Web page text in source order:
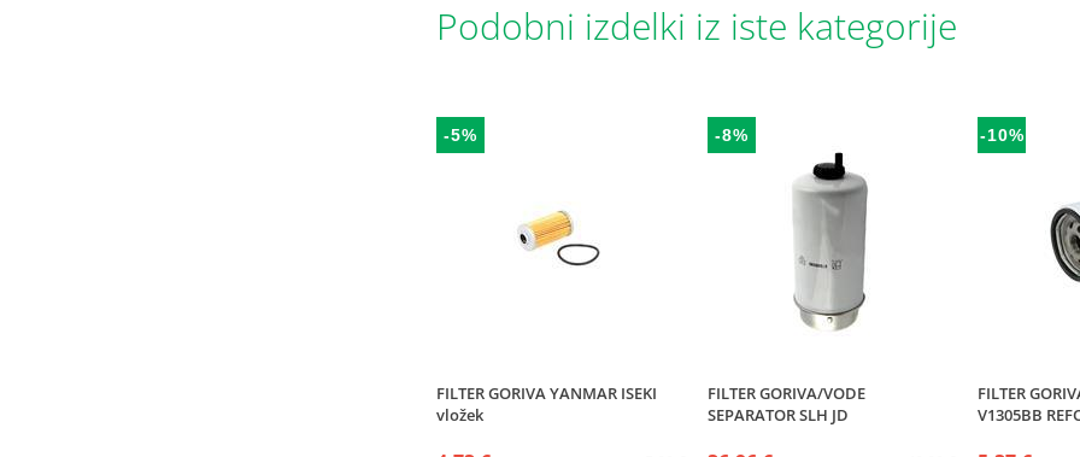
Podobni izdelki iz iste kategorije
-5%
FILTER GORIVA YANMAR ISEKI
vložek
-8%
FILTER GORIVA/VODE
SEPARATOR SLH JD
-10%
FILTER
V1305BB